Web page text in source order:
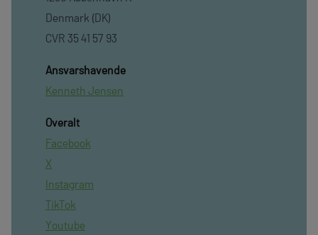
Denmark (DK)
CVR 35 41 57 93
Ansvarshavende
Kenneth Jensen
Overalt
Facebook
X
Instagram
TikTok
Youtube